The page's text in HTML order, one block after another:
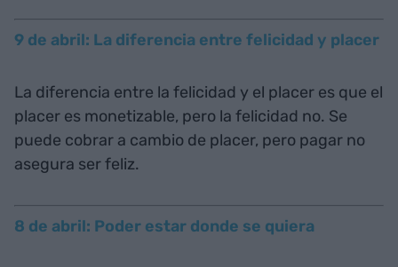
9 de abril: La diferencia entre felicidad y placer
La diferencia entre la felicidad y el placer es que el
placer es monetizable, pero la felicidad no. Se
puede cobrar a cambio de placer, pero pagar no
asegura ser feliz.
8 de abril: Poder estar donde se quiera